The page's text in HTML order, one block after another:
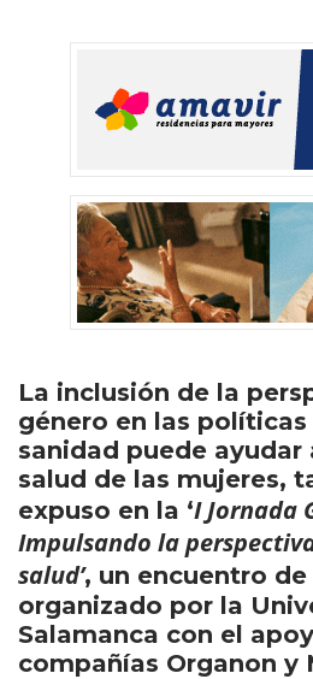
La inclusión de la
género en las
sanidad puede ayudar
salud de las mujeres,
expuso en la ‘I Jornada
Impulsando la
salud’, un encuentro
organizado por la
Salamanca con el
compañías Organon y